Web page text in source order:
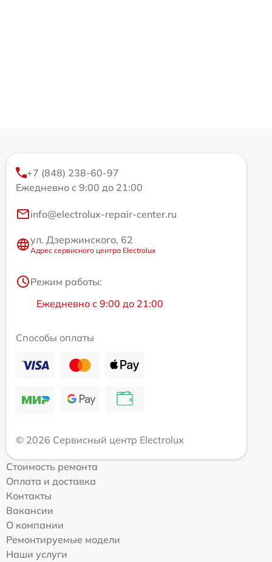
+7 (848) 238-60-97
Ежедневно с 9:00 до 21:00
info@electrolux-repair-center.ru
ул. Дзержинского, 62
Адрес сервисного центра Electrolux
Режим работы:
Ежедневно с 9:00 до 21:00
Способы оплаты
© 2026 Сервисный центр Electrolux
Стоимость ремонта
Оплата и доставка
Контакты
Вакансии
О компании
Ремонтируемые модели
Наши услуги